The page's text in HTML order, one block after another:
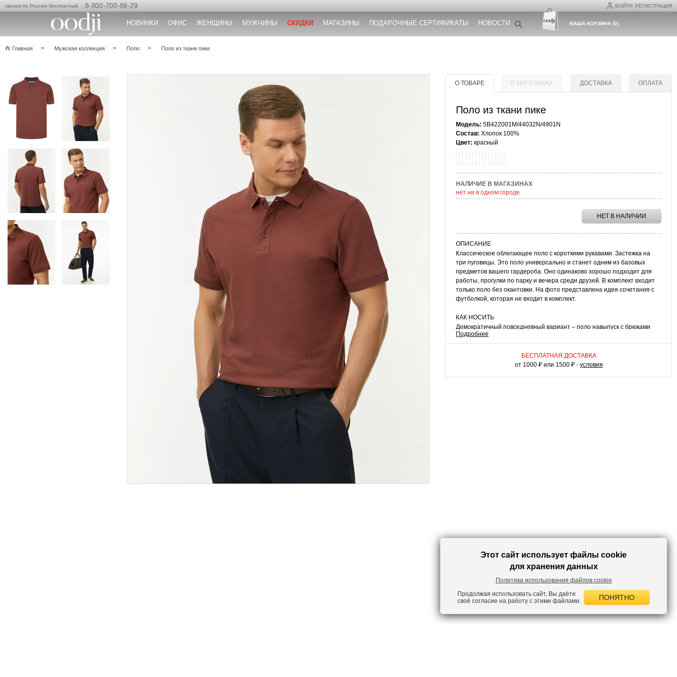
ВОЙТИ РЕГИСТРАЦИЯ
звонок по России бесплатный 8-800-700-89-29
НОВИНКИ ОФИС ЖЕНЩИНЫ МУЖЧИНЫ СКИДКИ МАГАЗИНЫ ПОДАРОЧНЫЕ СЕРТИФИКАТЫ НОВОСТИ ВАША КОРЗИНА(0)
Главная Мужская коллекция Поло Поло из ткани пике
О ТОВАРЕ В МАГАЗИНАХ ДОСТАВКА ОПЛАТА
Поло из ткани пике
Модель: 5B422001M/44032N/4901N
Состав: Хлопок 100%
Цвет: красный
НАЛИЧИЕ В МАГАЗИНАХ
нет ни в одном городе
НЕТ В НАЛИЧИИ
ОПИСАНИЕ
Классическое облегающее поло с короткими рукавами. Застежка на
три пуговицы. Это поло универсально и станет одним из базовых
предметов вашего гардероба. Оно одинаково хорошо подходит для
работы, прогулки по парку и вечера среди друзей. В комплект входит
только поло без окантовки. На фото представлена идея сочетания с
футболкой, которая не входит в комплект.
КАК НОСИТЬ
Демократичный повседневный вариант – поло навыпуск с брюками
или шортами. Уместен будет комплект с джинсами и кроссовками. При
создании классического образа с оттенком ретро поло следует
заправлять в брюки. В прохладную погоду можно дополнить образ
Подробнее
БЕСПЛАТНАЯ ДОСТАВКА
от 1000 ₽ или 1500 ₽ - условия
Этот сайт использует файлы cookie
для хранения данных
Политика использования файлов cookie
Продолжая использовать сайт, Вы даёте
своё согласие на работу с этими файлами.
ПОНЯТНО